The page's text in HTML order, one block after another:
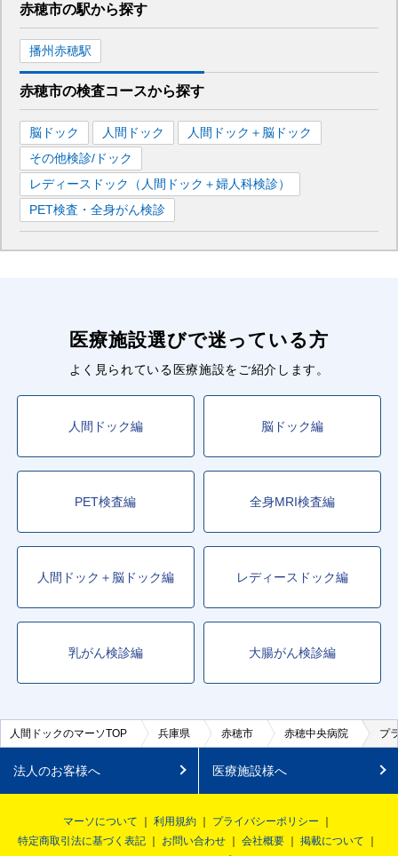
赤穂市の駅から探す
播州赤穂駅
赤穂市の検査コースから探す
脳ドック 人間ドック
人間ドック＋脳ドック
その他検診/ドック
レディースドック（人間ドック＋婦人科検診）
PET検査・全身がん検診
医療施設選びで迷っている方
よく見られている医療施設をご紹介します。
人間ドック編 脳ドック編
PET検査編 全身MRI検査編
人間ドック＋脳ドック編 レディースドック編
乳がん検診編 大腸がん検診編
人間ドックのマーソTOP 兵庫県 赤穂市 赤穂中央病院 プ
法人のお客様へ 医療施設様へ
マーソについて 利用規約
プライバシーポリシー
特定商取引法に基づく表記
お問い合わせ 会社概要
掲載について